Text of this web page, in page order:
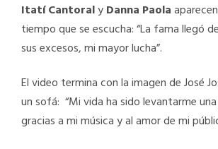
Itatí CantoralyDanna Paola
tiempo que se escucha: “La fama llegó
sus excesos, mi mayor lucha”.
El video termina con la imagen de José
un sofá: “Mi vida ha sido levantarme
gracias a mi música y al amor de mi